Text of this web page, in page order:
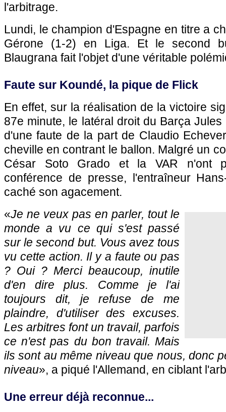
l'arbitrage.
Lundi, le champion d'Espagne en titre a
Gérone (1-2) en Liga. Et le second
Blaugrana fait l'objet d'une véritable
Faute sur Koundé, la pique de Flick
En effet, sur la réalisation de la victoire
87e minute, le latéral droit du Barça
d'une faute de la part de Claudio
cheville en contrant le ballon. Malgré un
César Soto Grado et la VAR n'ont
conférence de presse, l'entraîneur
caché son agacement.
«Je ne veux pas en parler, tout le
monde a vu ce qui s'est passé
sur le second but. Vous avez tous
vu cette action. Il y a faute ou pas
? Oui ? Merci beaucoup, inutile
d'en dire plus. Comme je l'ai
toujours dit, je refuse de me
plaindre, d'utiliser des excuses.
Les arbitres font un travail, parfois
ce n'est pas du bon travail. Mais
ils sont au même niveau que nous, donc
niveau», a piqué l'Allemand, en ciblant
Une erreur déjà reconnue...